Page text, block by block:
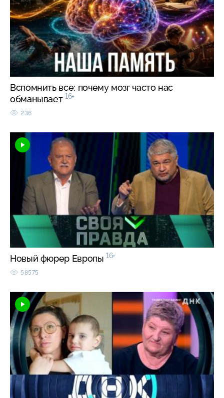
Вспомнить все: почему мозг часто нас
обманывает 16+
236
Новый фюрер Европы 16+
58575